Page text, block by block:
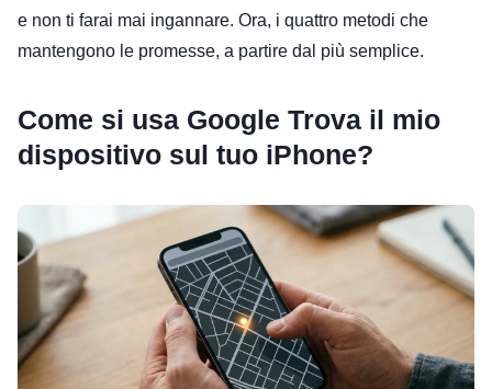
e non ti farai mai ingannare. Ora, i quattro metodi che
mantengono le promesse, a partire dal più semplice.
Come si usa Google Trova il mio
dispositivo sul tuo iPhone?